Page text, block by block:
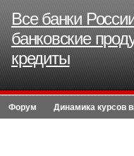
Все банки
банковские
кредиты
Форум Динамика курсов